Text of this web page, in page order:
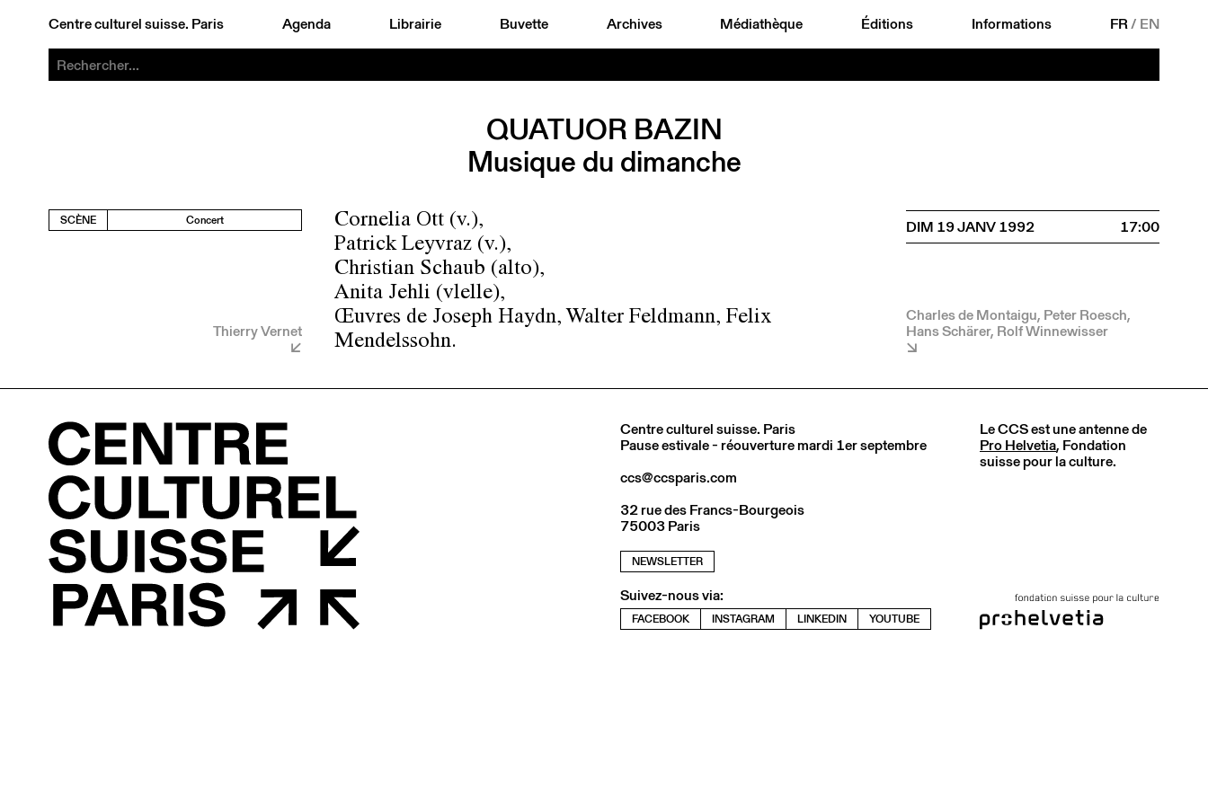
Centre culturel suisse. Paris Agenda Librairie Buvette Archives Médiathèque Éditions Informations FR/ EN
QUATUOR BAZIN
Musique du dimanche
SCÈNE Concert
Thierry Vernet
Cornelia Ott (v.),
Patrick Leyvraz (v.),
Christian Schaub (alto),
Anita Jehli (vlelle),
Œuvres de Joseph Haydn, Walter Feldmann, Felix
Mendelssohn.
DIM 19 JANV 1992 17:00
Charles de Montaigu, Peter Roesch,
Hans Schärer, Rolf Winnewisser
Centre culturel suisse. Paris
Pause estivale - réouverture mardi 1er septembre
ccs@ccsparis.com
32 rue des Francs-Bourgeois
75003 Paris
NEWSLETTER
Suivez-nous via:
FACEBOOK INSTAGRAM LINKEDIN YOUTUBE
Le CCS est une antenne de
Pro Helvetia, Fondation
suisse pour la culture.